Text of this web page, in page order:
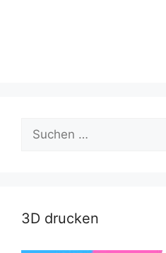
Suche
nach:
3D drucken